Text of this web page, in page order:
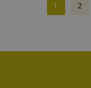
1 2